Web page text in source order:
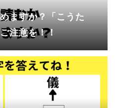
ますか？「こうた
注意を！！